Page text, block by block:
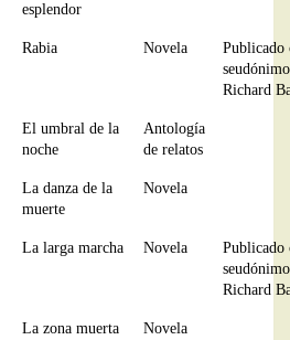
esplendor
Rabia Novela
Publicado
Richard
El umbral de la
noche
Antología
de relatos
La danza de la
muerte
Novela
La larga marcha Novela
Publicado
Richard
La zona muerta Novela